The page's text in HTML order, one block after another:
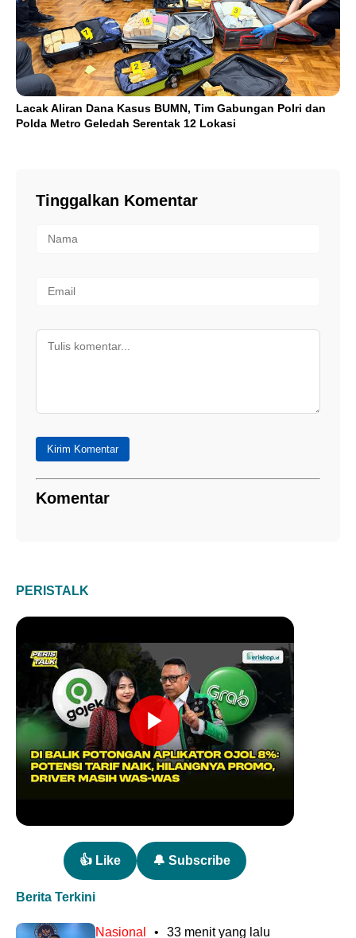
Lacak Aliran Dana Kasus BUMN, Tim Gabungan Polri dan
Polda Metro Geledah Serentak 12 Lokasi
Tinggalkan Komentar
Kirim Komentar
Komentar
PERISTALK
👍 Like 🔔 Subscribe
Berita Terkini
Nasional • 33 menit yang lalu